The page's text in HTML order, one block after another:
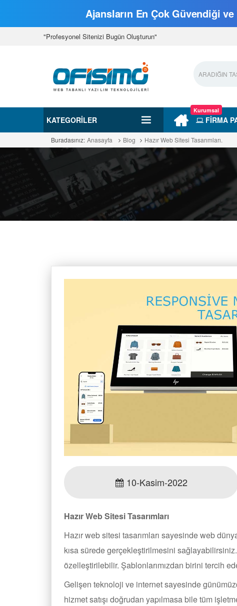
Ajansların En Çok Güvendiği
"Profesyonel Sitenizi Bugün Oluşturun"
KATEGORILER FİRMA
Kurumsal
Buradasınız: Anasayfa Blog Hazır Web Sitesi Tasarımları.
10-Kasim-2022
Hazır Web Sitesi Tasarımları
Hazır web sitesi tasarımları sayesinde web
kısa sürede gerçekleştirilmesini sağlayabilirsiniz.
özelleştirilebilir. Şablonlarımızdan birini tercih
Gelişen teknoloji ve internet sayesinde
hizmet satışı doğrudan yapılmasa bile tüm